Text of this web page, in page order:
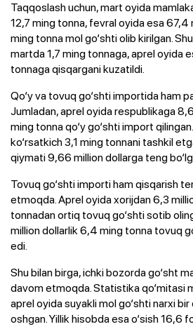
Taqqoslash uchun, mart oyida
12,7 ming tonna, fevral oyida esa
ming tonna mol go‘shti olib kirilgan.
martda 1,7 ming tonnaga, aprel oyida
tonnaga qisqargani kuzatildi.
Qo‘y va tovuq go‘shti importida ham
Jumladan, aprel oyida respublikaga
ming tonna qo‘y go‘shti import
ko‘rsatkich 3,1 ming tonnani tashkil
qiymati 9,66 million dollarga teng
Tovuq go‘shti importi ham qisqarish
etmoqda. Aprel oyida xorijdan 6,3
tonnadan ortiq tovuq go‘shti sotib
million dollarlik 6,4 ming tonna tovuq
edi.
Shu bilan birga, ichki bozorda go‘sht
davom etmoqda. Statistika qo‘mitasi
aprel oyida suyakli mol go‘shti narxi
oshgan. Yillik hisobda esa o‘sish 16,6